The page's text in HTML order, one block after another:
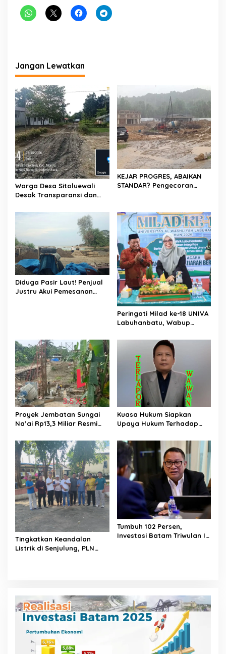
Jangan Lewatkan
Warga Desa Sitoluewali
Desak Transparansi dan
Jalan, Diduga Minim
KEJAR PROGRES, ABAIKAN
STANDAR? Pengecoran
Konsultan, Pengawas dan
PPK Bungkam
Diduga Pasir Laut! Penjual
Justru Akui Pemesanan
Peringati Milad ke-18 UNIVA
Labuhanbatu, Wabup
Unggul Menuju Indonesia
Proyek Jembatan Sungai
Na’ai Rp13,3 Miliar Resmi
PIJAR Keadilan Ungkap
Dugaan Penyimpangan
Rp2,68 Miliar
Kuasa Hukum Siapkan
Upaya Hukum Terhadap
Bandung
Tingkatkan Keandalan
Listrik di Senjulung, PLN
Tumbuh 102 Persen,
Investasi Batam Triwulan I-